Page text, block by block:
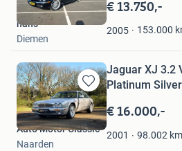
Mijn
Favorieten
€ 13.750,-
2005 153.000
hans
Diemen
Bewaren
in
Mijn
Favorieten
Jaguar XJ 3.2
Platinum
€ 16.000,-
2001 98.002 km
Auto Motor Classic
Naarden